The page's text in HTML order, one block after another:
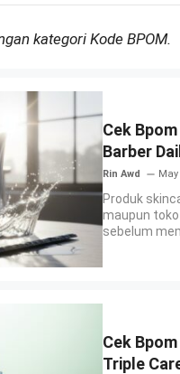
kategori Kode BPOM.
Cek
Barber
Rin Awd May
Produk
maupun
sebelum
Cek
Triple